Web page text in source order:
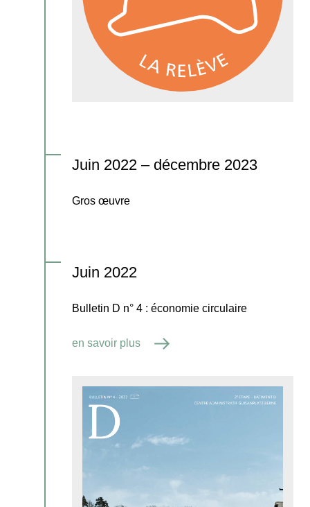
Juin 2022 – décembre 2023
Gros œuvre
Juin 2022
Bulletin D n° 4 : économie circulaire
en savoir plus